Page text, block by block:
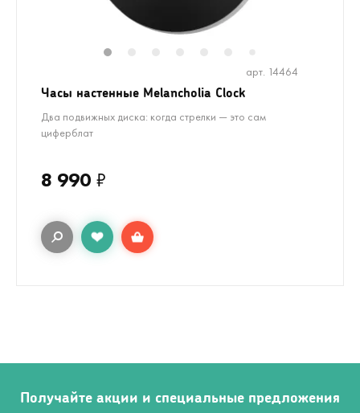
арт. 14464
Часы настенные Melancholia Clock
Два подвижных диска: когда стрелки — это сам
циферблат
8 990 ₽
Получайте акции и специальные предложения